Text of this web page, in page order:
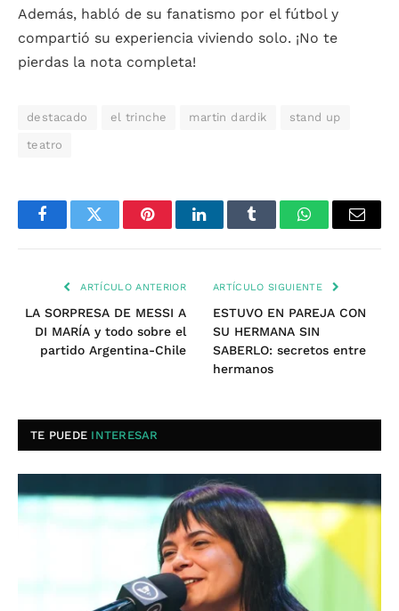
Además, habló de su fanatismo por el fútbol y
compartió su experiencia viviendo solo. ¡No te
pierdas la nota completa!
destacado el trinche martin dardik stand up
teatro
FacebookTwitter PinterestLinkedInTumblr WhatsAppEmail
ARTÍCULO ANTERIOR
LA SORPRESA DE MESSI A
DI MARÍA y todo sobre el
partido Argentina-Chile
ARTÍCULO SIGUIENTE
ESTUVO EN PAREJA CON
SU HERMANA SIN
SABERLO: secretos entre
hermanos
TE PUEDE INTERESAR